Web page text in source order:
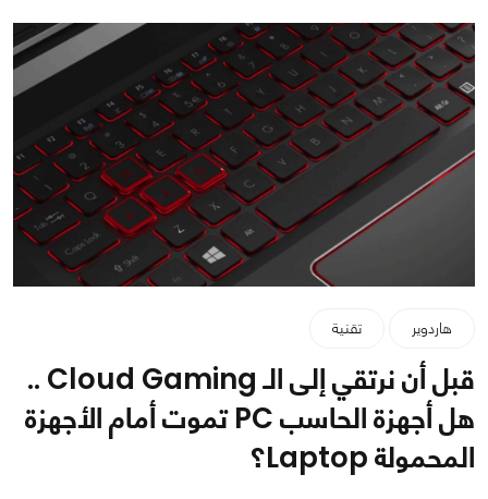
هاردوير تقنية
قبل أن نرتقي إلى الـ Cloud Gaming ..
هل أجهزة الحاسب PC تموت أمام الأجهزة
المحمولة Laptop؟